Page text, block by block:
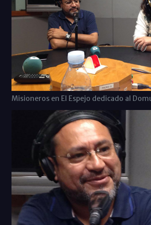
Misioneros en El Espejo dedicado al